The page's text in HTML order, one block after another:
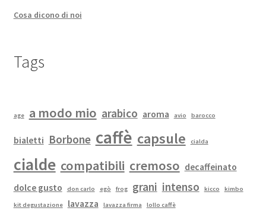
Cosa dicono di noi
Tags
age a modo mio arabico aroma avio barocco
bialetti Borbone caffè capsule cialda
cialde compatibili cremoso decaffeinato
dolce gusto
don carlo egò frog grani intenso kicco kimbo
kit degustazione lavazza lavazza firma lollo caffè